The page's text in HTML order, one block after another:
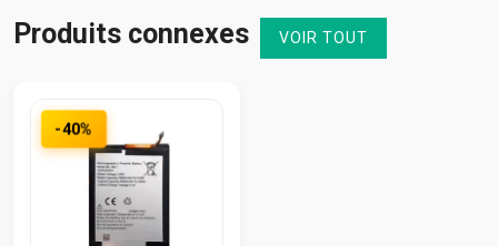
Produits connexes VOIR TOUT
-40%